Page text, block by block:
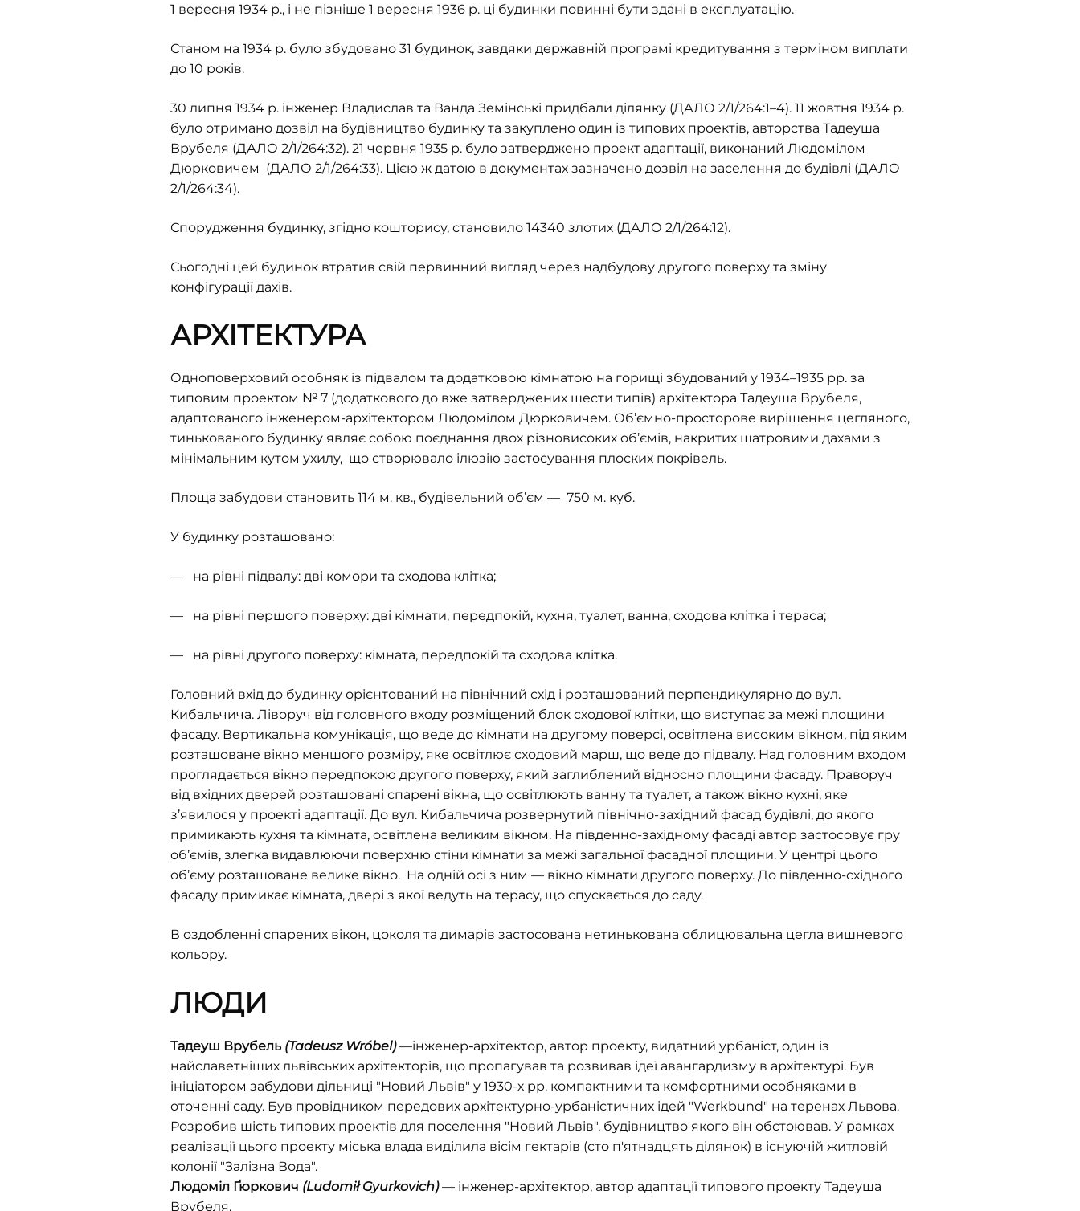
1 вересня 1934 р., і не пізніше 1 вересня 1936 р. ці будинки повинні бути здані в експлуатацію.
Станом на 1934 р. було збудовано 31 будинок, завдяки державній програмі кредитування з терміном виплати
до 10 років.
30 липня 1934 р. інженер Владислав та Ванда Земінські придбали ділянку (ДАЛО 2/1/264:1–4). 11 жовтня 1934 р.
було отримано дозвіл на будівництво будинку та закуплено один із типових проектів, авторства Тадеуша
Врубеля (ДАЛО 2/1/264:32). 21 червня 1935 р. було затверджено проект адаптації, виконаний Людомілом
Дюрковичем (ДАЛО 2/1/264:33). Цією ж датою в документах зазначено дозвіл на заселення до будівлі (ДАЛО
2/1/264:34).
Спорудження будинку, згідно кошторису, становило 14340 злотих (ДАЛО 2/1/264:12).
Сьогодні цей будинок втратив свій первинний вигляд через надбудову другого поверху та зміну
конфігурації дахів.
АРХІТЕКТУРА
Одноповерховий особняк із підвалом та додатковою кімнатою на горищі збудований у 1934–1935 рр. за
типовим проектом № 7 (додаткового до вже затверджених шести типів) архітектора Тадеуша Врубеля,
адаптованого інженером-архітектором Людомілом Дюрковичем. Об’ємно-просторове вирішення цегляного,
тинькованого будинку являє собою поєднання двох різновисоких об’ємів, накритих шатровими дахами з
мінімальним кутом ухилу, що створювало ілюзію застосування плоских покрівель.
Площа забудови становить 114 м. кв., будівельний об’єм — 750 м. куб.
У будинку розташовано:
— на рівні підвалу: дві комори та сходова клітка;
— на рівні першого поверху: дві кімнати, передпокій, кухня, туалет, ванна, сходова клітка і тераса;
— на рівні другого поверху: кімната, передпокій та сходова клітка.
Головний вхід до будинку орієнтований на північний схід і розташований перпендикулярно до вул.
Кибальчича. Ліворуч від головного входу розміщений блок сходової клітки, що виступає за межі площини
фасаду. Вертикальна комунікація, що веде до кімнати на другому поверсі, освітлена високим вікном, під яким
розташоване вікно меншого розміру, яке освітлює сходовий марш, що веде до підвалу. Над головним входом
проглядається вікно передпокою другого поверху, який заглиблений відносно площини фасаду. Праворуч
від вхідних дверей розташовані спарені вікна, що освітлюють ванну та туалет, а також вікно кухні, яке
з’явилося у проекті адаптації. До вул. Кибальчича розвернутий північно-західний фасад будівлі, до якого
примикають кухня та кімната, освітлена великим вікном. На південно-західному фасаді автор застосовує гру
об’ємів, злегка видавлюючи поверхню стіни кімнати за межі загальної фасадної площини. У центрі цього
об’єму розташоване велике вікно. На одній осі з ним — вікно кімнати другого поверху. До південно-східного
фасаду примикає кімната, двері з якої ведуть на терасу, що спускається до саду.
В оздобленні спарених вікон, цоколя та димарів застосована нетинькована облицювальна цегла вишневого
кольору.
ЛЮДИ
Тадеуш Врубель (Tadeusz Wróbel)—інженер-архітектор, автор проекту, видатний урбаніст, один із
найславетніших львівських архітекторів, що пропагував та розвивав ідеї авангардизму в архітектурі. Був
ініціатором забудови дільниці "Новий Львів" у 1930-х рр. компактними та комфортними особняками в
оточенні саду. Був провідником передових архітектурно-урбаністичних ідей "Werkbund" на теренах Львова.
Розробив шість типових проектів для поселення "Новий Львів", будівництво якого він обстоював. У рамках
реалізації цього проекту міська влада виділила вісім гектарів (сто п'ятнадцять ділянок) в існуючій житловій
колонії "Залізна Вода".
Людоміл Ґюркович (LudomiłGyurkovich)— інженер-архітектор, автор адаптації типового проекту Тадеуша
Врубеля.